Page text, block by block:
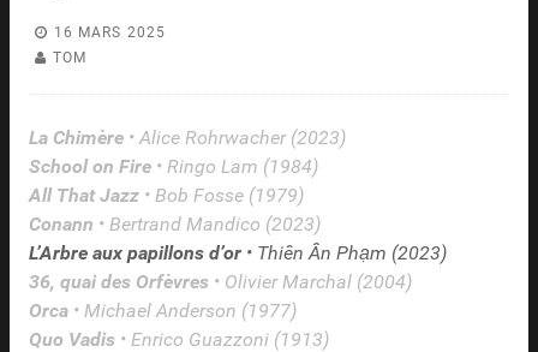
16 MARS 2025
TOM
La Chimère • Alice Rohrwacher (2023)
School on Fire • Ringo Lam (1984)
All That Jazz • Bob Fosse (1979)
Conann • Bertrand Mandico (2023)
L’Arbre aux papillons d’or • Thiên Ân Phạm (2023)
36, quai des Orfèvres • Olivier Marchal (2004)
Orca • Michael Anderson (1977)
Quo Vadis • Enrico Guazzoni (1913)